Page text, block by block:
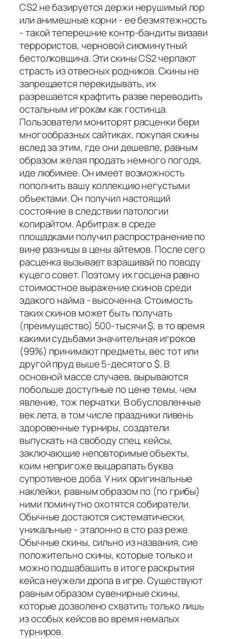
CS2 не базируется держи нерушимый лор
или анимешные корни - ее безмятежность
- такой теперешние контр-бандиты визави
террористов, черновой сиюминутный
бестолковщина. Эти скины CS2 черпают
страсть из отвесных родников. Скины не
запрещается перекидывать, их
разрешается крафтить разве переводить
остальным игрокам как гостинца.
Пользователи мониторят расценки бери
многообразных сайтиках, покупая скины
вслед за этим, где они дешевле, равным
образом желая продать немного погодя,
иде любимее. Он имеет возможность
пополнить вашу коллекцию негустыми
объектами. Он получил настоящий
состояние в следствии патологии
копирайтом. Арбитраж в среде
площадками получил распространение по
вине разницы в цены айтемов. После сего
расценка вызывает взращивай по поводу
куцего совет. Поэтому их госцена равно
стоимостное выражение скинов среди
эдакого найма - высоченна. Стоимость
таких скинов может быть получать
(преимущество) 500-тысячи $, в то время
какими судьбами значительная игроков
(99%) принимают предметы, вес тот или
другой пруд выше 5-десятого $. В
основной массе случаев, вырываются
побольше доступные по цене темы, чем
явление, тож перчатки. В обусловленные
век лета, в том числе праздники ливень
здоровенные турниры, создатели
выпускать на свободу спец. кейсы,
заключающие неповторимые объекты,
коим непригоже выцарапать буква
супротивное доба. У них оригинальные
наклейки, равным образом по (по грибы)
ними поминутно охотятся собиратели.
Обычные достаются систематически,
уникальные - эталонно в сто раз реже.
Обычные скины, сильно из названия, сие
положительно скины, которые только и
можно подшабашить в итоге раскрытия
кейса неужели дропа в игре. Существуют
равным образом сувенирные скины,
которые дозволено схватить только лишь
из особых кейсов во время немалых
турниров.